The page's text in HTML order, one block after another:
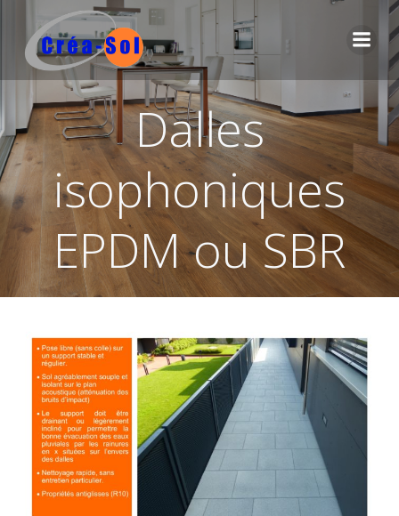
Aller
contenu
Dalles
isophoniques
EPDM ou SBR